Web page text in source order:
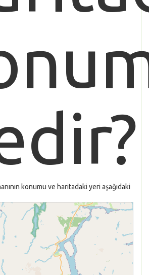
konumu ve haritadaki yeri aşağıdaki